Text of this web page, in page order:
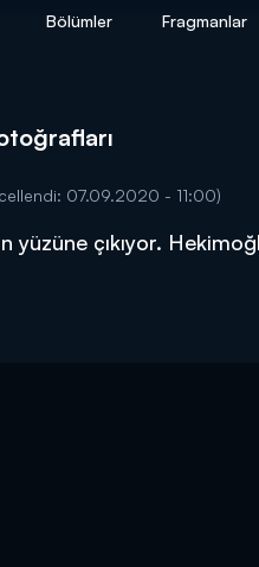
SONUÇLAR
Bölümler Fragmanlar
07.09.2020 - 11:00)
yüzüne çıkıyor.